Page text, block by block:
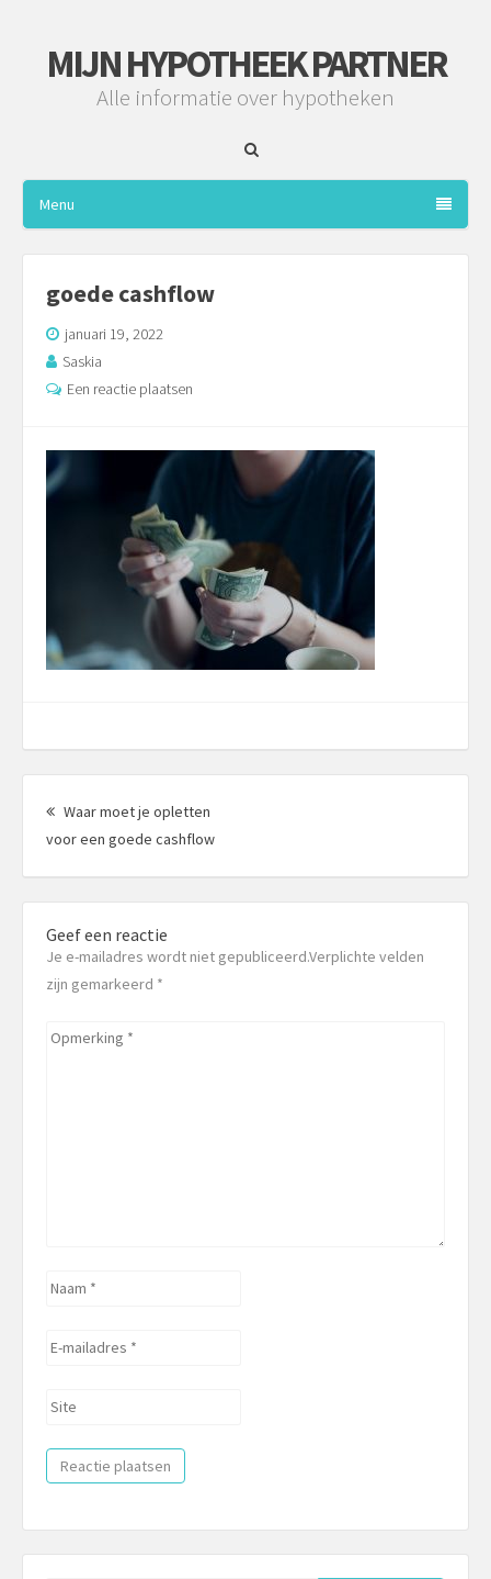
MIJN HYPOTHEEK PARTNER
Alle informatie over hypotheken
Menu
goede cashflow
januari 19, 2022
Saskia
Een reactie plaatsen
Berichtnavigatie
Waar moet je opletten
voor een goede cashflowVorig
Geef een reactie
Je e-mailadres wordt niet gepubliceerd.Verplichte velden
zijn gemarkeerd *
Opmerking
Naam
E-
Site